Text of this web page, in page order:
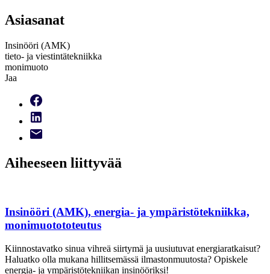
Asiasanat
Insinööri (AMK)
tieto- ja viestintätekniikka
monimuoto
Jaa
Aiheeseen liittyvää
Insinööri (AMK), energia- ja ympäristötekniikka,
monimuotototeutus
Kiinnostavatko sinua vihreä siirtymä ja uusiutuvat energiaratkaisut?
Haluatko olla mukana hillitsemässä ilmastonmuutosta? Opiskele
energia- ja ympäristötekniikan insinööriksi!